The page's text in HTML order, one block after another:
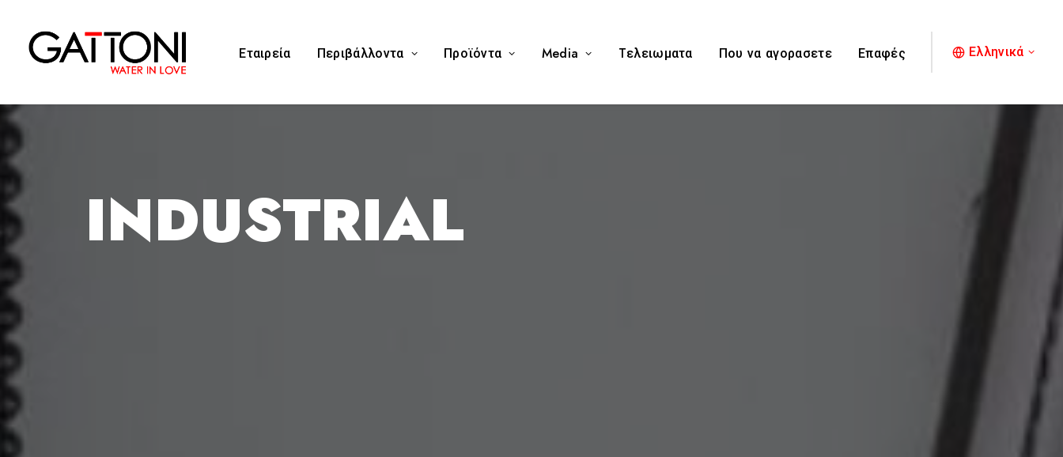
Εταιρεία Περιβάλλοντα Προϊόντα Media Tελειωματα Που να αγορασετε Επαφές Ελληνικά
INDUSTRIAL